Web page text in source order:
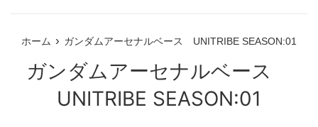
ホーム › ガンダムアーセナルベース UNITRIBE SEASON:01
ガンダムアーセナルベース
UNITRIBE SEASON:01